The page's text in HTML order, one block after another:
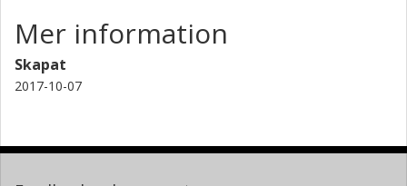
Mer information
Skapat
2017-10-07